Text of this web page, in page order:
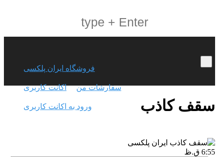
فروشگاه ایران پلکسی
اکانت کاربری سفارشات من
ورود به اکانت کاربری سقف کاذب
6:55 ق.ظ